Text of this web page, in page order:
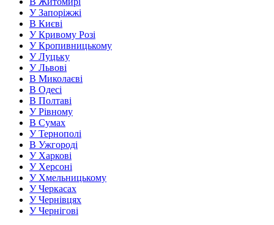
У Запоріжжі
В Києві
У Кривому Розі
У Кропивницькому
У Луцьку
У Львові
В Миколаєві
В Одесі
В Полтаві
У Рівному
В Сумах
У Тернополі
В Ужгороді
У Харкові
У Херсоні
У Хмельницькому
У Черкасах
У Чернівцях
У Чернігові